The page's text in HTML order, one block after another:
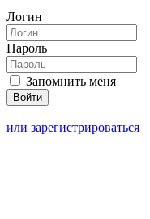
Логин
Пароль
Запомнить меня
или зарегистрироваться